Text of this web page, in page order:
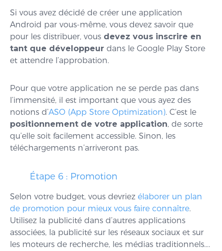
Si vous avez décidé de créer une application
Android par vous-même, vous devez savoir que
pour les distribuer, vous devez vous inscrire en
tant que développeur dans le Google Play Store
et attendre l’approbation.
Pour que votre application ne se perde pas dans
l’immensité, il est important que vous ayez des
notions d’ASO (App Store Optimization). C’est le
positionnement de votre application, de sorte
qu’elle soit facilement accessible. Sinon, les
téléchargements n’arriveront pas.
Étape 6 : Promotion
Selon votre budget, vous devriez élaborer un plan
de promotion pour mieux vous faire connaître.
Utilisez la publicité dans d’autres applications
associées, la publicité sur les réseaux sociaux et sur
les moteurs de recherche, les médias traditionnels….